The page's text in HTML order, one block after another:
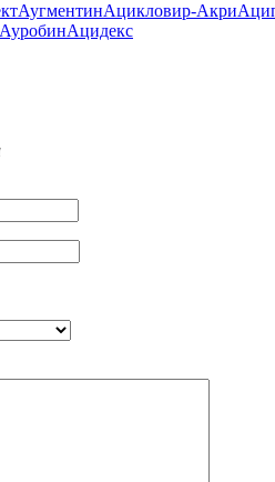
АугментинАцикловир-Акри
АуробинАцидекс